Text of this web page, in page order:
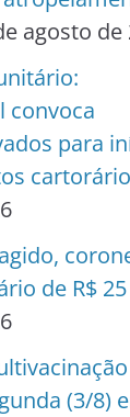
agosto de
convoca
para
de R$
(3/8)